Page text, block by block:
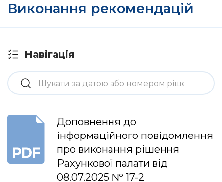
Виконання рекомендацій
Навігація
Доповнення до
інформаційного повідомлення
про виконання рішення
Рахункової палати від
08.07.2025 № 17-2